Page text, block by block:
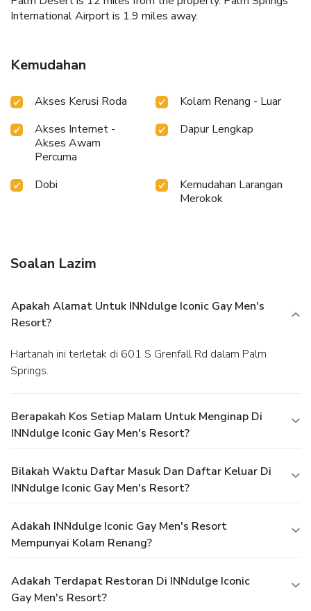
International Airport is 1.9 miles away.
Kemudahan
Akses Kerusi Roda
Kolam Renang - Luar
Akses Internet -
Akses Awam
Percuma
Dapur Lengkap
Dobi
Kemudahan Larangan
Merokok
Soalan Lazim
Apakah Alamat Untuk INNdulge Iconic Gay Men's
Resort?
Hartanah ini terletak di 601 S Grenfall Rd dalam Palm
Springs.
Berapakah Kos Setiap Malam Untuk Menginap Di
INNdulge Iconic Gay Men's Resort?
Bilakah Waktu Daftar Masuk Dan Daftar Keluar Di
INNdulge Iconic Gay Men's Resort?
Adakah INNdulge Iconic Gay Men's Resort
Mempunyai Kolam Renang?
Adakah Terdapat Restoran Di INNdulge Iconic
Gay Men's Resort?